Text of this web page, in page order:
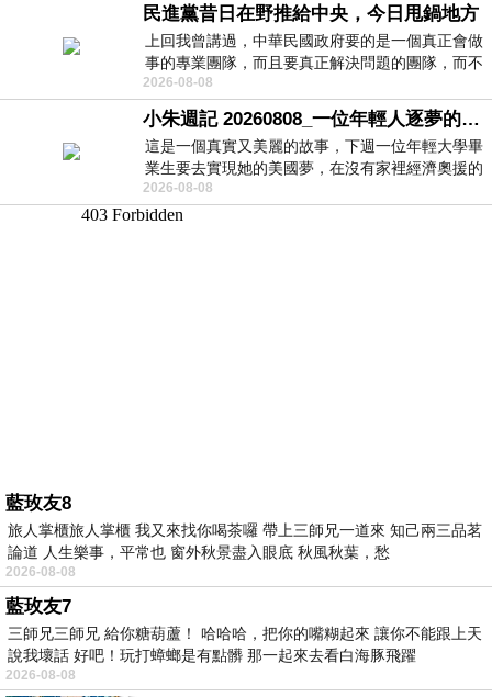
民進黨昔日在野推給中央，今日甩鍋地方
上回我曾講過，中華民國政府要的是一個真正會做
事的專業團隊，而且要真正解決問題的團隊，而不
是只會到處甩鍋的雙標團隊，最近民進黨
2026-08-08
小朱週記 20260808_一位年輕人逐夢的真實故事
這是一個真實又美麗的故事，下週一位年輕大學畢
業生要去實現她的美國夢，在沒有家裡經濟奧援的
情況下，靠著自我努力工作累積出國基
2026-08-08
藍玫友8
旅人掌櫃旅人掌櫃 我又來找你喝茶囉 帶上三師兄一道來 知己兩三品茗
論道 人生樂事，平常也 窗外秋景盡入眼底 秋風秋葉，愁
2026-08-08
藍玫友7
三師兄三師兄 給你糖葫蘆！ 哈哈哈，把你的嘴糊起來 讓你不能跟上天
說我壞話 好吧！玩打蟑螂是有點髒 那一起來去看白海豚飛躍
2026-08-08